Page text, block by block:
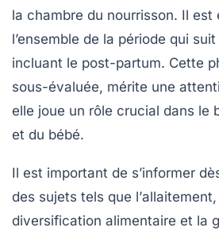
la chambre du nourrisson. Il est
l’ensemble de la période qui suit
incluant le post-partum. Cette
sous-évaluée, mérite une
elle joue un rôle crucial dans le
et du bébé.
Il est important de s’informer
des sujets tels que l’allaitement
diversification alimentaire et la